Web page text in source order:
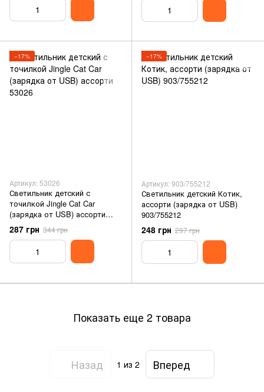
−17%
Артикул: 53026
Светильник детский с
точилкой Jingle Cat Car
(зарядка от USB) ассорти
53026
287 грн 344 грн
−17%
Артикул: 903/755212
Светильник детский Котик,
ассорти (зарядка от USB)
903/755212
248 грн 297 грн
Показать еще 2 товара
Назад 1 из 2 Вперед